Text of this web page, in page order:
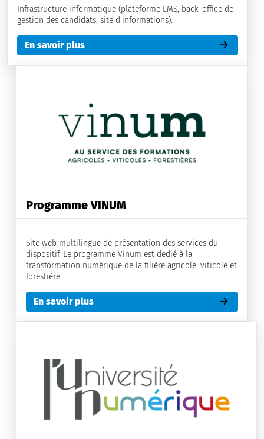
Infrastructure informatique (plateforme LMS, back-office de
gestion des candidats, site d'informations).
En savoir plus
Programme VINUM
Site web multilingue de présentation des services du
dispositif. Le programme Vinum est dedié à la
transformation numérique de la filière agricole, viticole et
forestière.
En savoir plus